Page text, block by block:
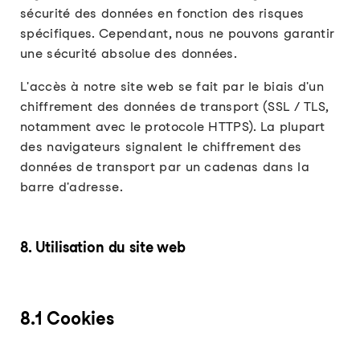
sécurité des données en fonction des risques
spécifiques. Cependant, nous ne pouvons garantir
une sécurité absolue des données.
L'accès à notre site web se fait par le biais d'un
chiffrement des données de transport (SSL / TLS,
notamment avec le protocole HTTPS). La plupart
des navigateurs signalent le chiffrement des
données de transport par un cadenas dans la
barre d'adresse.
8. Utilisation du site web
8.1 Cookies